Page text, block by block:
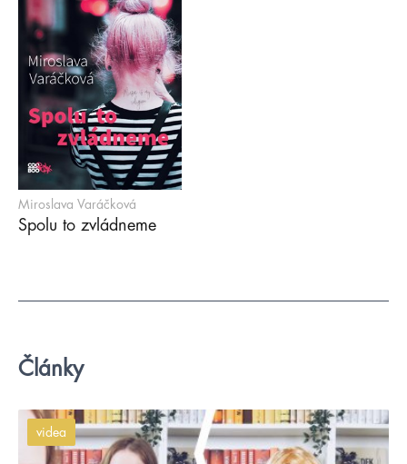
Miroslava Varáčková
Spolu to zvládneme
Články
videa